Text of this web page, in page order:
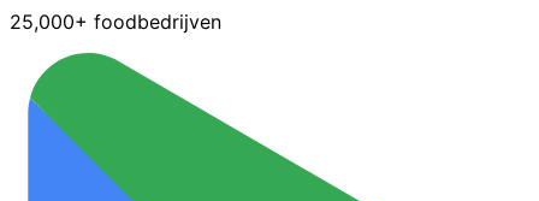
25,000+ foodbedrijven